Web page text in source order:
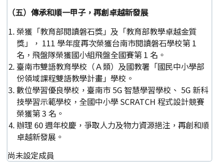
（五）傳承和順一甲子，再創卓越新發展
榮獲「教育部閱讀磐石獎」及「教育部教學卓越金質
獎」， 111 學年度再次榮獲台南市閱讀磐石學校第 1
名，飛盤隊榮獲國小組飛盤全國賽第 1 名。
臺南市雙語教育學校（Ａ類）及國教署「國民中小學部
份領域課程雙語教學計畫」學校。
數位學習優良學校，臺南市 5G 智慧學習學校、 5G 新科
技學習示範學校，全國中小學 SCRATCH 程式設計競賽
榮獲第 3 名。
辦理 60 週年校慶，爭取人力及物力資源挹注，再創和順
卓越新發展。
尚未設定成員